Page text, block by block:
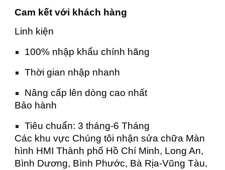
Cam kết với khách hàng
Linh kiện
100% nhập khẩu chính hãng
Thời gian nhập nhanh
Nâng cấp lên dòng cao nhất
Bảo hành
Tiêu chuẩn: 3 tháng-6 Tháng
Các khu vực Chúng tôi nhận sửa chữa Màn
hình HMI Thành phố Hồ Chí Minh, Long An,
Bình Dương, Bình Phước, Bà Rịa-Vũng Tàu,